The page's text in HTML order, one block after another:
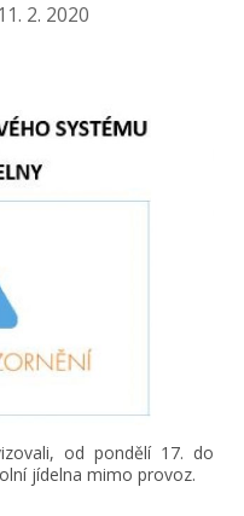
11. 2. 2020
od pondělí 17. do
jídelna mimo provoz.